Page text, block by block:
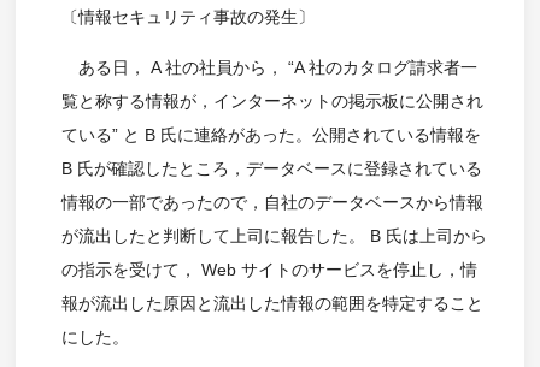
〔情報セキュリティ事故の発生〕
ある日， A 社の社員から， “A 社のカタログ請求者一
覧と称する情報が，インターネットの掲示板に公開され
ている” と B 氏に連絡があった。公開されている情報を
B 氏が確認したところ，データベースに登録されている
情報の一部であったので，自社のデータベースから情報
が流出したと判断して上司に報告した。 B 氏は上司から
の指示を受けて， Web サイトのサービスを停止し，情
報が流出した原因と流出した情報の範囲を特定すること
にした。